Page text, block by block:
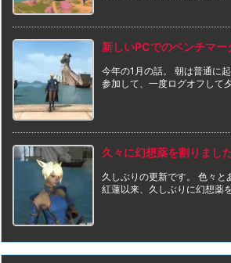
新しいPCでのベンチマー
今年の1月の話。 朝は普通に
参加して、一度ログオフして
久々に幻想薬を割りまし
久しぶりの更新です。 色々と
紅蓮以来、久しぶりに幻想薬